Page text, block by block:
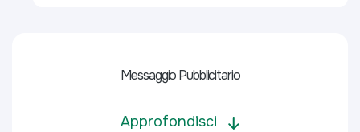
Messaggio Pubblicitario
Approfondisci